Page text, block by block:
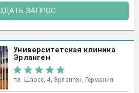
ЗАПРОС
Университетская клиника
Эрланген
пл. Шлосс, 4, Эрланген, Германия